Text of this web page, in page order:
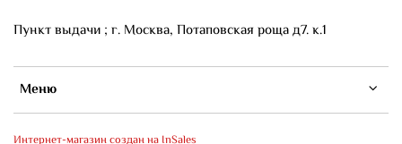
Меню
Пункт выдачи ; г. Москва, Потаповская роща д7. к.1
Интернет-магазин создан на InSales